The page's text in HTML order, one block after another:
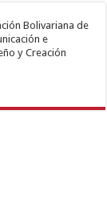
Bolivariana de
e
y Creación